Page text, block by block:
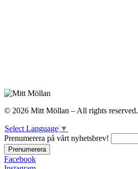
© 2026 Mitt Möllan – All rights reserved.
Select Language ▼
Prenumerera på vårt nyhetsbrev!
Facebook